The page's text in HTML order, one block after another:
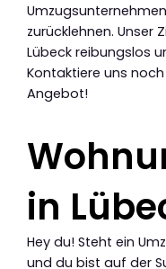
zurücklehnen. Unser
Lübeck reibungslos
Kontaktiere uns
Angebot!
in
Hey du! Steht ein
und du bist auf der